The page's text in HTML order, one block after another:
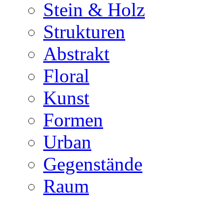
Stein & Holz
Strukturen
Abstrakt
Floral
Kunst
Formen
Urban
Gegenstände
Raum